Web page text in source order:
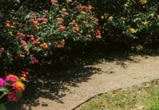
En savoir plus